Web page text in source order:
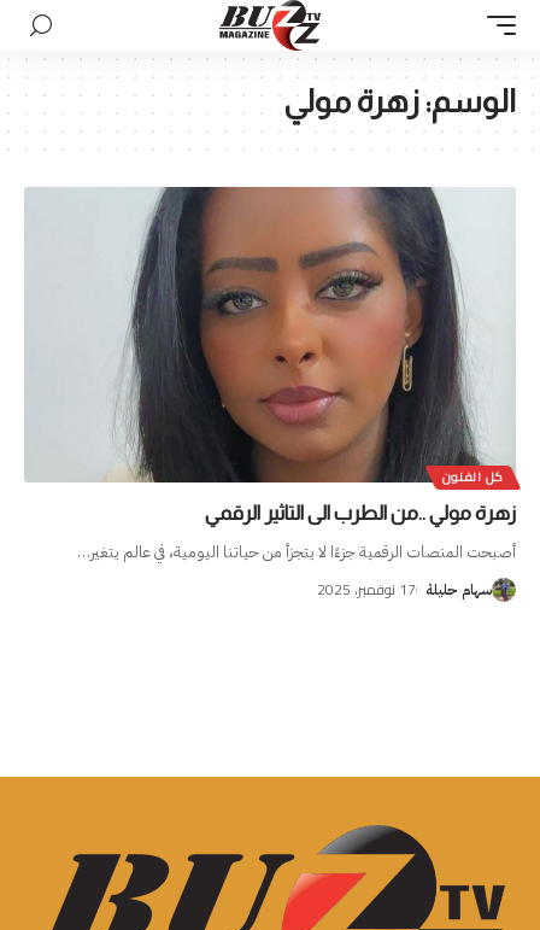
الوسم:زهرة مولي
كل الفنون
زهرة مولي ..من الطرب الى التاثير الرقمي
أصبحت المنصات الرقمية جزءًا لا يتجزأ من حياتنا اليومية، في عالم يتغير…
سهام حليلة 17 نوفمبر، 2025